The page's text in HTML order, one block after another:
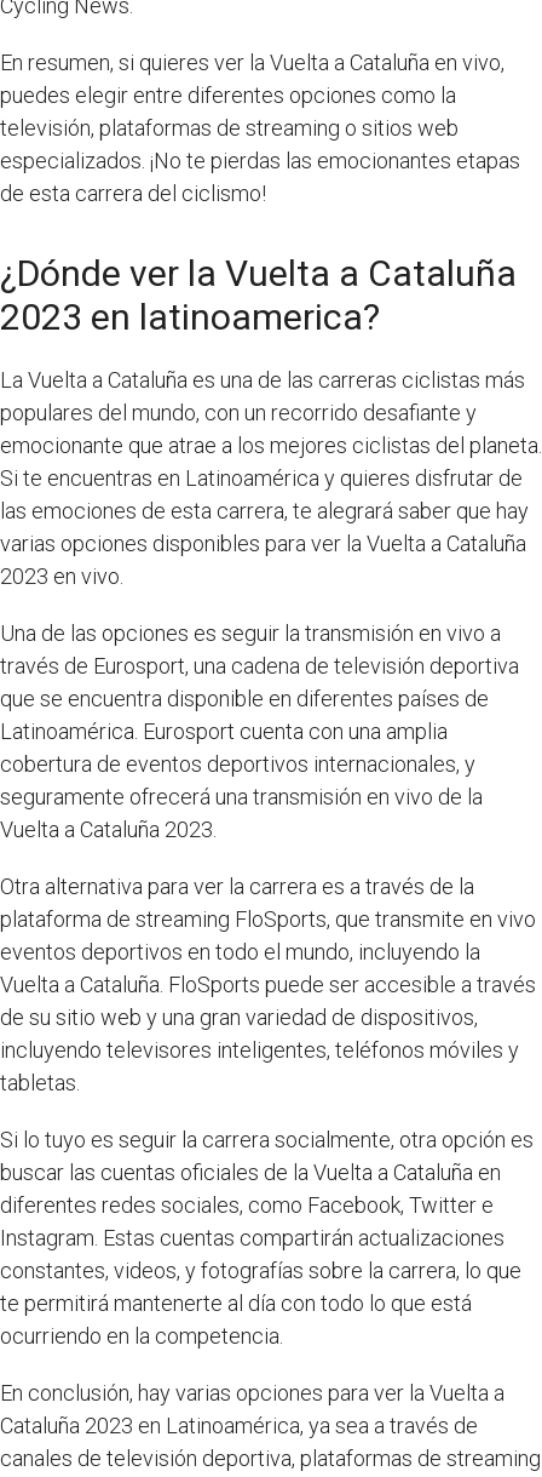
Cycling News.
En resumen, si quieres ver la Vuelta a Cataluña en vivo,
puedes elegir entre diferentes opciones como la
televisión, plataformas de streaming o sitios web
especializados. ¡No te pierdas las emocionantes etapas
de esta carrera del ciclismo!
¿Dónde ver la Vuelta a Cataluña
2023 en latinoamerica?
La Vuelta a Cataluña es una de las carreras ciclistas más
populares del mundo, con un recorrido desafiante y
emocionante que atrae a los mejores ciclistas del planeta.
Si te encuentras en Latinoamérica y quieres disfrutar de
las emociones de esta carrera, te alegrará saber que hay
varias opciones disponibles para ver la Vuelta a Cataluña
2023 en vivo.
Una de las opciones es seguir la transmisión en vivo a
través de Eurosport, una cadena de televisión deportiva
que se encuentra disponible en diferentes países de
Latinoamérica. Eurosport cuenta con una amplia
cobertura de eventos deportivos internacionales, y
seguramente ofrecerá una transmisión en vivo de la
Vuelta a Cataluña 2023.
Otra alternativa para ver la carrera es a través de la
plataforma de streaming FloSports, que transmite en vivo
eventos deportivos en todo el mundo, incluyendo la
Vuelta a Cataluña. FloSports puede ser accesible a través
de su sitio web y una gran variedad de dispositivos,
incluyendo televisores inteligentes, teléfonos móviles y
tabletas.
Si lo tuyo es seguir la carrera socialmente, otra opción es
buscar las cuentas oficiales de la Vuelta a Cataluña en
diferentes redes sociales, como Facebook, Twitter e
Instagram. Estas cuentas compartirán actualizaciones
constantes, videos, y fotografías sobre la carrera, lo que
te permitirá mantenerte al día con todo lo que está
ocurriendo en la competencia.
En conclusión, hay varias opciones para ver la Vuelta a
Cataluña 2023 en Latinoamérica, ya sea a través de
canales de televisión deportiva, plataformas de streaming